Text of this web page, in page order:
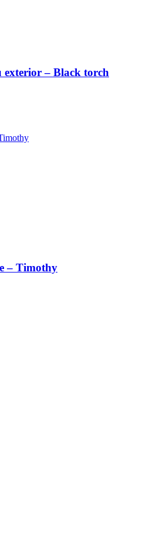
exterior – Black torch
– Timothy